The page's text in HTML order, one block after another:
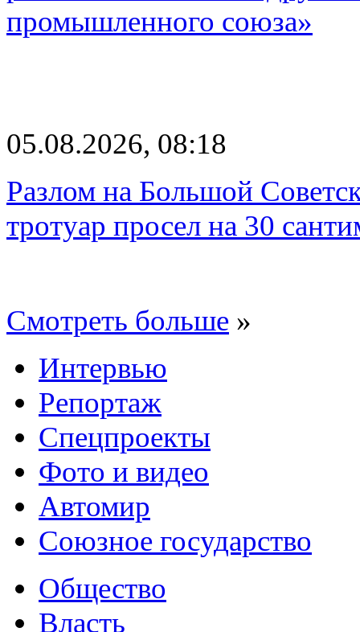
промышленного союза»
05.08.2026, 08:18
Разлом на Большой
тротуар просел на 30
Смотреть больше »
Интервью
Репортаж
Спецпроекты
Фото и видео
Автомир
Союзное государство
Общество
Власть